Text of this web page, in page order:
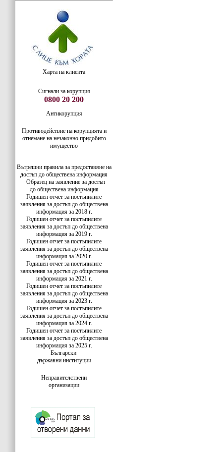
Харта на клиента
Сигнали за корупция
0800 20 200
Антикорупция
Противодействие на корупцията и
отнемане на незаконно придобито
имущество
Вътрешни правила за предоставяне на
достъп до обществена информация
Образец на заявление за достъп
до обществена информация
Годишен отчет за постъпилите
заявления за достъп до обществена
информация за 2018 г.
Годишен отчет за постъпилите
заявления за достъп до обществена
информация за 2019 г.
Годишен отчет за постъпилите
заявления за достъп до обществена
информация за 2020 г.
Годишен отчет за постъпилите
заявления за достъп до обществена
информация за 2021 г.
Годишен отчет за постъпилите
заявления за достъп до обществена
информация за 2023 г.
Годишен отчет за постъпилите
заявления за достъп до обществена
информация за 2024 г.
Годишен отчет за постъпилите
заявления за достъп до обществена
информация за 2025 г.
Български
държавни институции
Неправителствени
организации